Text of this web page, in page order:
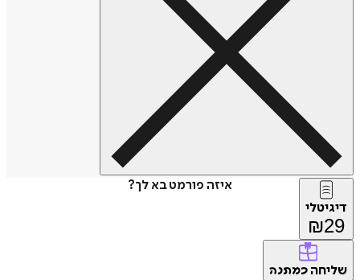
איזה פורמט בא לך?
דיגיטלי
₪29
שליחה כמתנה